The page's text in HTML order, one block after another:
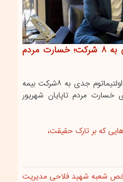
اولتیماتوم بیمه مرکزی به ۸ شرکت؛ خسارت مردم
رئیس کل بیمه مرکزی از اولتیماتوم جدی به ۸شرکت بیمه
خسارت مردم تاپایان شهریور
که بر تارک حقیقت،
شعبه شهید فلاحی مدیریت